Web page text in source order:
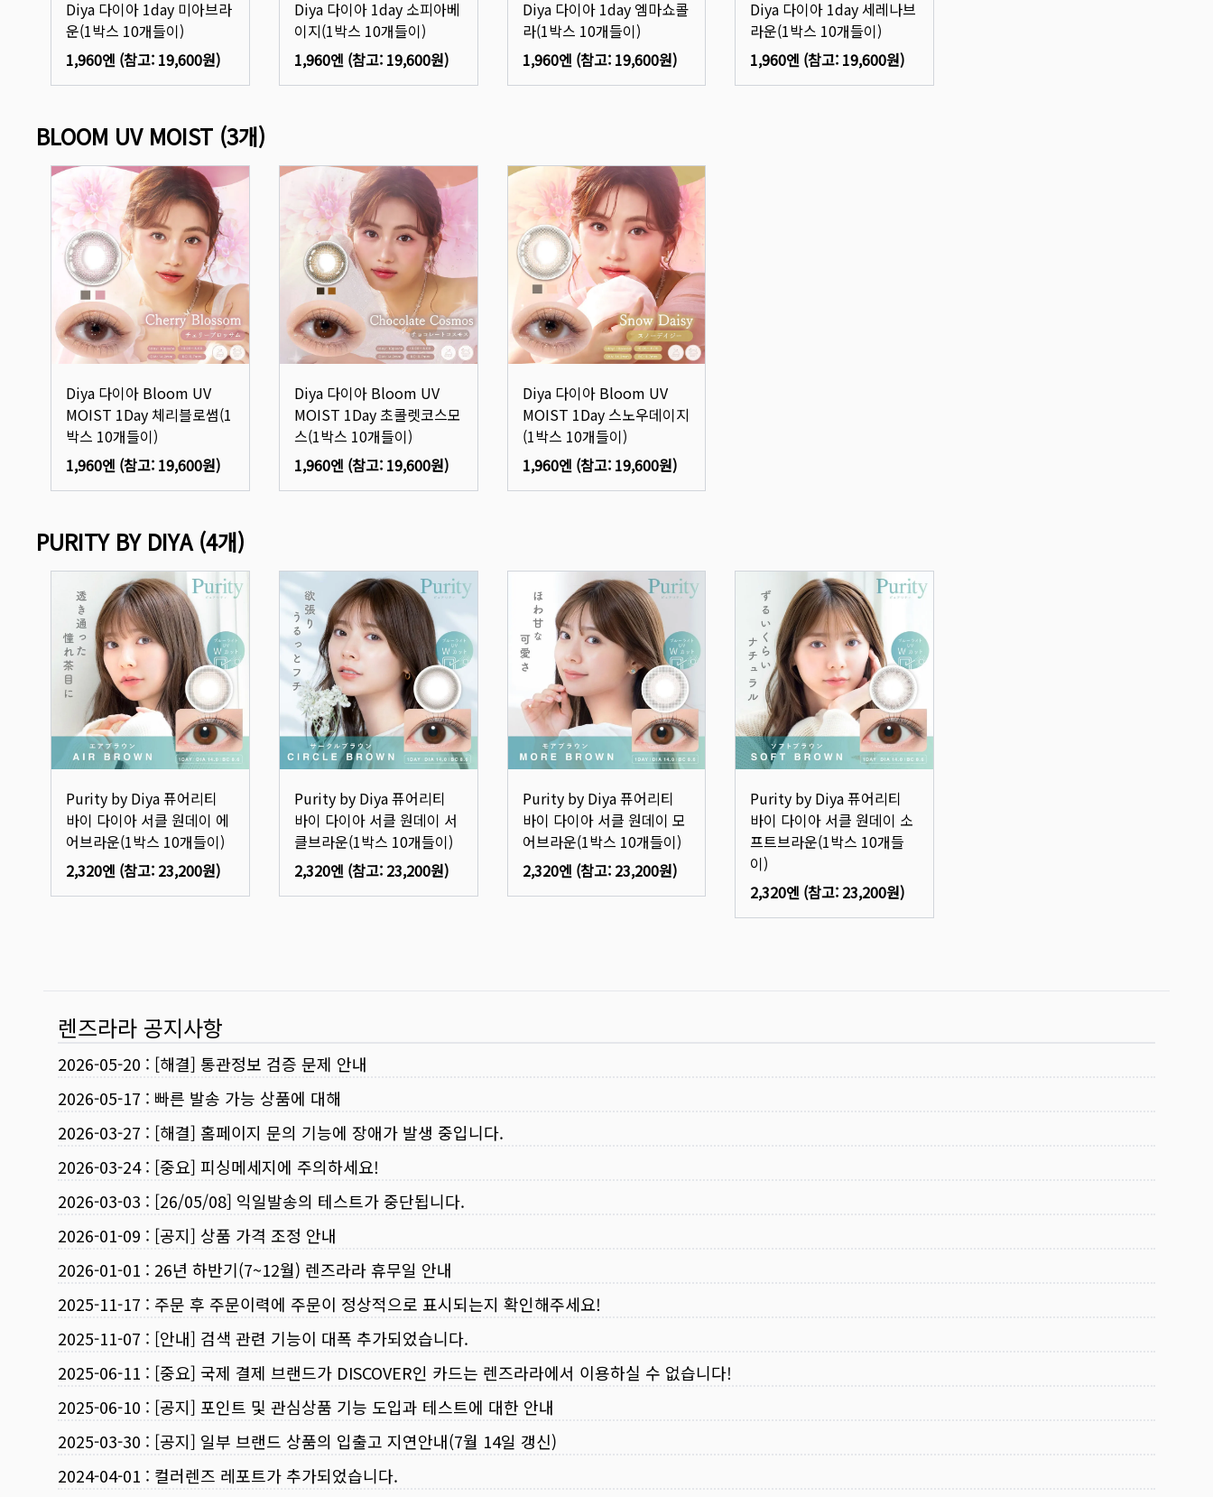
Diya 다이아 1day 미아브라
운(1박스 10개들이)
1,960엔 (참고: 19,600원)
Diya 다이아 1day 소피아베
이지(1박스 10개들이)
1,960엔(참고: 19,600원)
Diya 다이아 1day 엠마쇼콜
라(1박스 10개들이)
1,960엔(참고: 19,600원)
Diya 다이아 1day 세레나브
라운(1박스 10개들이)
1,960엔 (참고: 19,600원)
BLOOM UV MOIST (3개)
Diya 다이아 Bloom UV
MOIST 1Day 체리블로썸(1
박스 10개들이)
1,960엔 (참고: 19,600원)
Diya 다이아 Bloom UV
MOIST 1Day 초콜렛코스모
스(1박스 10개들이)
1,960엔(참고: 19,600원)
Diya 다이아 Bloom UV
MOIST 1Day 스노우데이지
(1박스 10개들이)
1,960엔(참고: 19,600원)
PURITY BY DIYA(4개)
Purity by Diya 퓨어리티
바이 다이아 서클 원데이 에
어브라운(1박스 10개들이)
2,320엔 (참고: 23,200원)
Purity by Diya 퓨어리티
바이 다이아 서클 원데이 서
클브라운(1박스 10개들이)
2,320엔 (참고: 23,200원)
Purity by Diya 퓨어리티
바이 다이아 서클 원데이 모
어브라운(1박스 10개들이)
2,320엔 (참고: 23,200원)
Purity by Diya 퓨어리티
바이 다이아 서클 원데이 소
프트브라운(1박스 10개들
이)
2,320엔 (참고: 23,200원)
렌즈라라 공지사항
2026-05-20 : [해결] 통관정보 검증 문제 안내
2026-05-17 : 빠른 발송 가능 상품에 대해
2026-03-27 : [해결] 홈페이지 문의 기능에 장애가 발생 중입니다.
2026-03-24: [중요] 피싱메세지에 주의하세요!
2026-03-03 : [26/05/08] 익일발송의 테스트가 중단됩니다.
2026-01-09 : [공지] 상품 가격 조정 안내
2026-01-01 : 26년 하반기(7~12월) 렌즈라라 휴무일 안내
2025-11-17 : 주문 후 주문이력에 주문이 정상적으로 표시되는지 확인해주세요!
2025-11-07 : [안내] 검색 관련 기능이 대폭 추가되었습니다.
2025-06-11 : [중요] 국제 결제 브랜드가 DISCOVER인 카드는 렌즈라라에서 이용하실 수 없습니다!
2025-06-10 : [공지] 포인트 및 관심상품 기능 도입과 테스트에 대한 안내
2025-03-30 : [공지] 일부 브랜드 상품의 입출고 지연안내(7월 14일 갱신)
2024-04-01 : 컬러렌즈 레포트가 추가되었습니다.